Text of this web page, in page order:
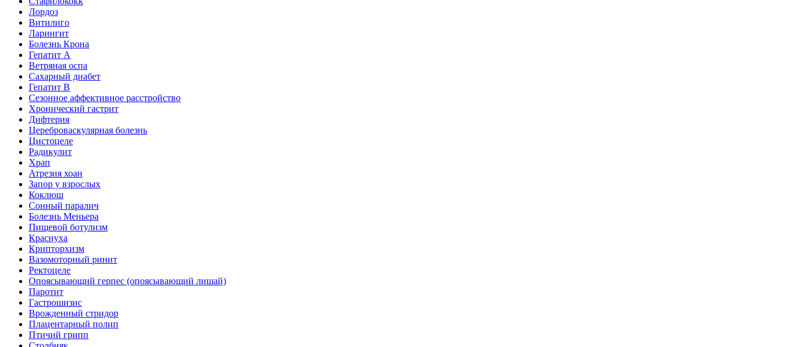
Лордоз
Витилиго
Ларингит
Болезнь Крона
Гепатит A
Ветряная оспа
Сахарный диабет
Гепатит B
Сезонное аффективное расстройство
Хронический гастрит
Дифтерия
Цереброваскулярная болезнь
Цистоцеле
Радикулит
Храп
Атрезия хоан
Запор у взрослых
Коклюш
Сонный паралич
Болезнь Меньера
Пищевой ботулизм
Краснуха
Крипторхизм
Вазомоторный ринит
Ректоцеле
Опоясывающий герпес (опоясывающий лишай)
Паротит
Гастрошизис
Врожденный стридор
Плацентарный полип
Птичий грипп